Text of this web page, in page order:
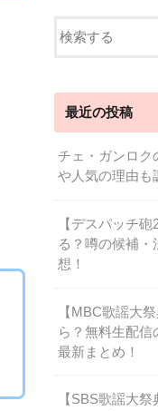
最近の投稿
チェ・ガンロク
や人気の理由も
【デスパッチ
る？噂の候補
想！
【MBC歌謡大
ら？無料生配
最新まとめ！
【SBS歌謡大